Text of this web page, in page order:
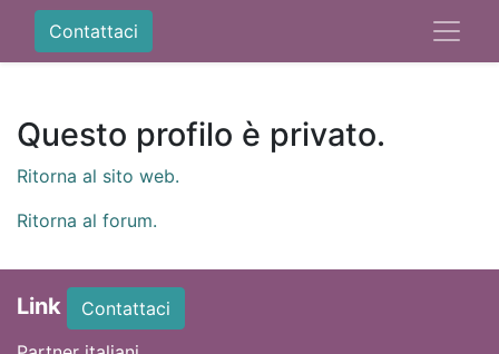
Contattaci
Questo profilo è privato.
Ritorna al sito web.
Ritorna al forum.
Link
Contattaci